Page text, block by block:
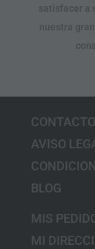
satisfacer a
nuestra
CONTACTO
AVISO
BLOG
MIS
MI